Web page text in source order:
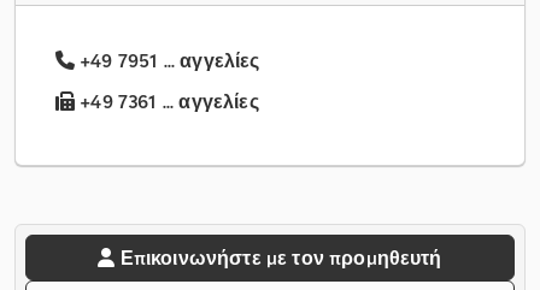
+49 7951 ... αγγελίες
+49 7361 ... αγγελίες
Επικοινωνήστε με τον προμηθευτή